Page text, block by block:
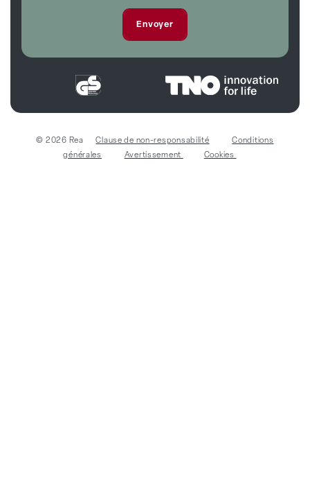
© 2026 Rea Clause de non-responsabilité
Conditions
générales
Avertissement Cookies